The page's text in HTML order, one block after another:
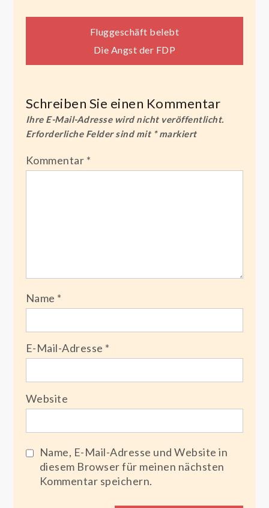
Beitragsnavigation
Fluggeschäft belebt
Die Angst der FDP
Schreiben Sie einen Kommentar
Ihre E-Mail-Adresse wird nicht veröffentlicht.
Erforderliche Felder sind mit *markiert
Kommentar *
Name *
E-Mail-Adresse *
Website
Name, E-Mail-Adresse und Website in
diesem Browser für meinen nächsten
Kommentar speichern.